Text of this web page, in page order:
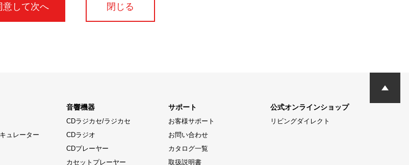
閉じる
ュレーター
音響機器
CDラジカセ/ラジカセ
CDラジオ
CDプレーヤー
カセットプレーヤー
サポート
お客様サポート
お問い合わせ
カタログ一覧
取扱説明書
公式オンラインショップ
リビングダイレクト